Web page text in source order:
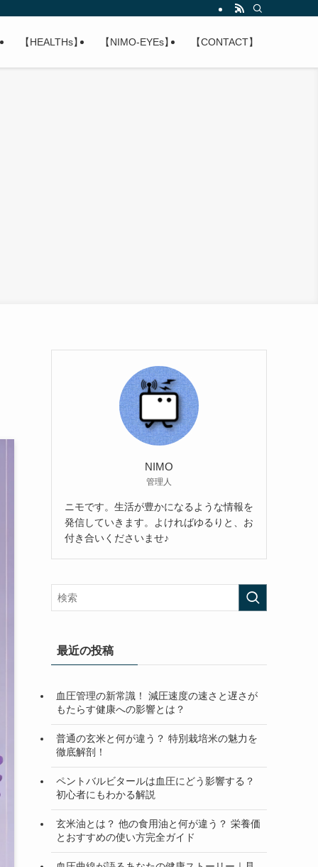
【HEALTHs】 【NIMO-EYEs】 【CONTACT】
NIMO
管理人
ニモです。生活が豊かになるような情報を
発信していきます。よければゆるりと、お
付き合いくださいませ♪
最近の投稿
血圧管理の新常識！ 減圧速度の速さと遅さが
もたらす健康への影響とは？
普通の玄米と何が違う？ 特別栽培米の魅力を
徹底解剖！
ペントバルビタールは血圧にどう影響する？
初心者にもわかる解説
玄米油とは？ 他の食用油と何が違う？ 栄養価
とおすすめの使い方完全ガイド